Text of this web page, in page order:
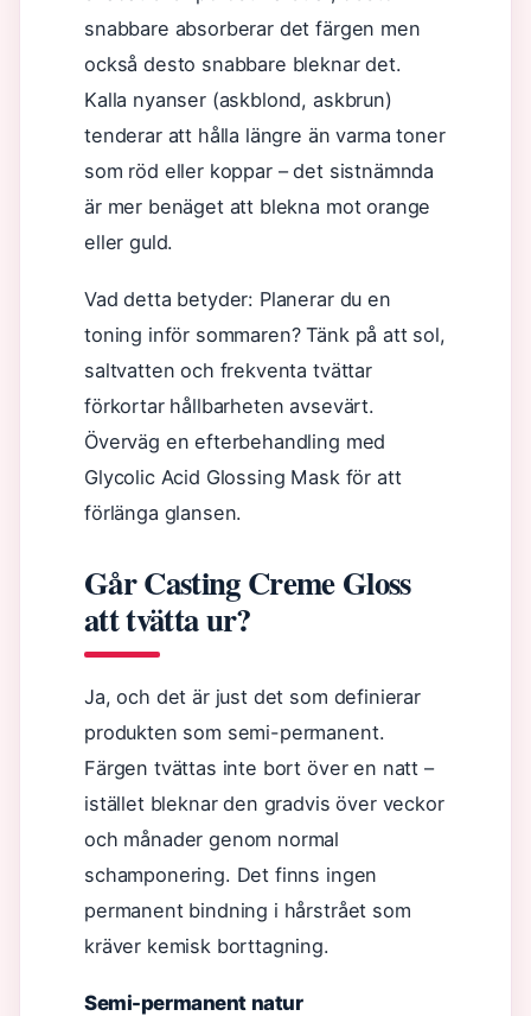
snabbare absorberar det färgen men
också desto snabbare bleknar det.
Kalla nyanser (askblond, askbrun)
tenderar att hålla längre än varma toner
som röd eller koppar – det sistnämnda
är mer benäget att blekna mot orange
eller guld.
Vad detta betyder: Planerar du en
toning inför sommaren? Tänk på att sol,
saltvatten och frekventa tvättar
förkortar hållbarheten avsevärt.
Överväg en efterbehandling med
Glycolic Acid Glossing Mask för att
förlänga glansen.
Går Casting Creme Gloss
att tvätta ur?
Ja, och det är just det som definierar
produkten som semi-permanent.
Färgen tvättas inte bort över en natt –
istället bleknar den gradvis över veckor
och månader genom normal
schamponering. Det finns ingen
permanent bindning i hårstrået som
kräver kemisk borttagning.
Semi-permanent natur